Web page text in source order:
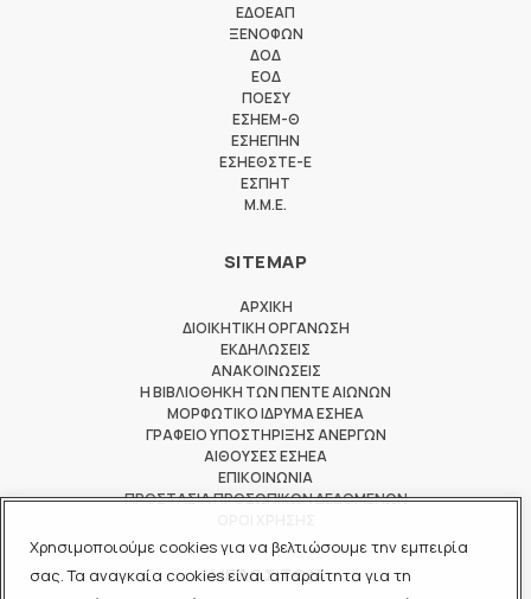
Χρησιμοποιούμε cookies για να βελτιώσουμε την εμπειρία
σας. Τα αναγκαία cookies είναι απαραίτητα για τη
ΕΔΟΕΑΠ
ΞΕΝΟΦΩΝ
ΔΟΔ
ΕΟΔ
ΠΟΕΣΥ
ΕΣΗΕΜ-Θ
ΕΣΗΕΠΗΝ
ΕΣΗΕΘΣΤΕ-Ε
ΕΣΠΗΤ
M.M.E.
SITEMAP
ΑΡΧΙΚΗ
ΔΙΟΙΚΗΤΙΚΗ ΟΡΓΑΝΩΣΗ
ΕΚΔΗΛΩΣΕΙΣ
ΑΝΑΚΟΙΝΩΣΕΙΣ
Η ΒΙΒΛΙΟΘΗΚΗ ΤΩΝ ΠΕΝΤΕ ΑΙΩΝΩΝ
ΜΟΡΦΩΤΙΚΟ ΙΔΡΥΜΑ ΕΣΗΕΑ
ΓΡΑΦΕΙΟ ΥΠΟΣΤΗΡΙΞΗΣ ΑΝΕΡΓΩΝ
ΑΙΘΟΥΣΕΣ ΕΣΗΕΑ
ΕΠΙΚΟΙΝΩΝΙΑ
ΠΡΟΣΤΑΣΙΑ ΠΡΟΣΩΠΙΚΩΝ ΔΕΔΟΜΕΝΩΝ
ΜΕΛΟΣ ΤΩΝ